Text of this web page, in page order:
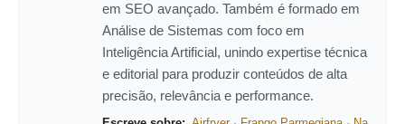
em SEO avançado. Também é formado em
Análise de Sistemas com foco em
Inteligência Artificial, unindo expertise técnica
e editorial para produzir conteúdos de alta
precisão, relevância e performance.